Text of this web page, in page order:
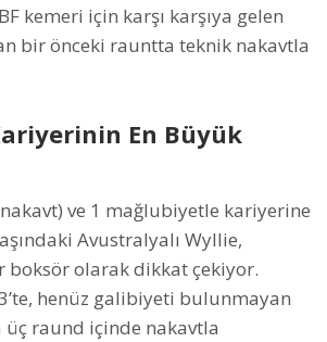
kemeri için karşı karşıya gelen
bir önceki rauntta teknik nakavtla
En Büyük
ve 1 mağlubiyetle kariyerine
Avustralyalı Wyllie,
olarak dikkat çekiyor.
henüz galibiyeti bulunmayan
üç raund içinde nakavtla